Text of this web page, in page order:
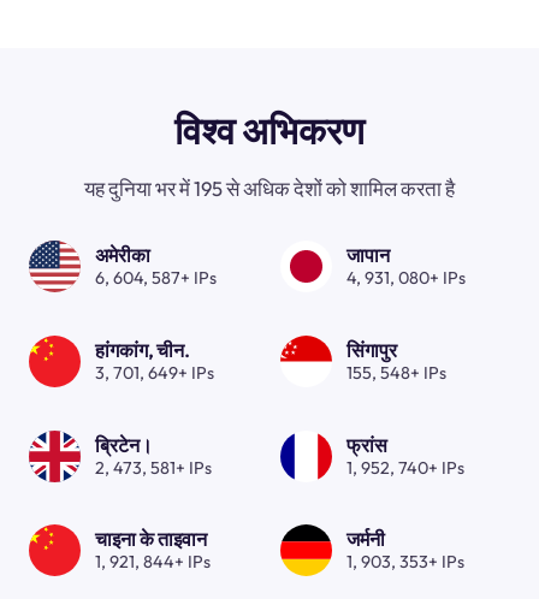
विश्व अभिकरण
यह दुनिया भर में 195 से अधिक देशों को शामिल करता है
अमेरीका
6, 604, 587+ IPs
जापान
4, 931, 080+ IPs
हांगकांग, चीन.
3, 701, 649+ IPs
सिंगापुर
155, 548+ IPs
ब्रिटेन।
2, 473, 581+ IPs
फ्रांस
1, 952, 740+ IPs
चाइना के ताइवान
1, 921, 844+ IPs
जर्मनी
1, 903, 353+ IPs